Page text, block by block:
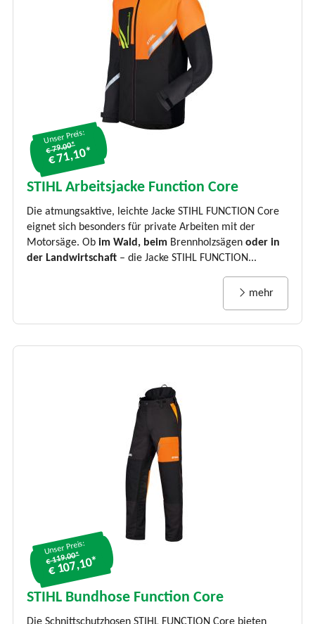
Unser Preis:
€ 79.00*
€ 71,10*
STIHL Arbeitsjacke Function Core
Die atmungsaktive, leichte Jacke STIHL FUNCTION Core
eignet sich besonders für private Arbeiten mit der
Motorsäge. Ob im Wald, beim Brennholzsägen oder in
der Landwirtschaft – die Jacke STIHL FUNCTION...
mehr
Unser Preis:
€ 119.00*
€ 107,10*
STIHL Bundhose Function Core